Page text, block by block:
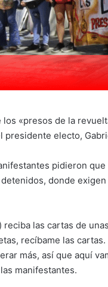
los «presos de la
presidente electo,
pidieron
donde
reciba las cartas de
recíbame las
más, así que aquí
manifestantes.